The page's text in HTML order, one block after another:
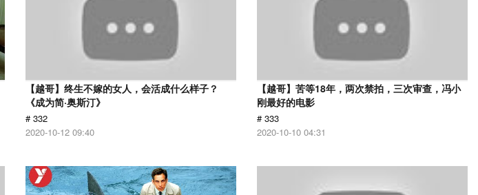
【越哥】终生不嫁的女人，会活成什么样子？
《成为简·奥斯汀》
# 332
2020-10-12 09:40
【越哥】苦等18年，两次禁拍，三次审查，冯小
刚最好的电影
# 333
2020-10-10 04:31